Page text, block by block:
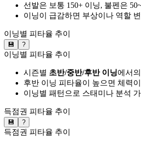
선발은 보통 150+ 이닝, 불펜은
이닝이 급감하면 부상이나 역할
이닝별 피타율 추이
💾 ?
이닝별 피타율 추이
시즌별 초반/중반/후반 이닝에서
후반 이닝 피타율이 높으면 체력
이닝별 패턴으로 스태미나 분석
득점권 피타율 추이
💾 ?
득점권 피타율 추이